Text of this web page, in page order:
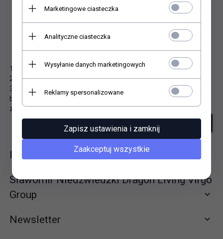
Niestety nie znaleziono produktu!
1. Sprawdź poprawność zapytania i spróbuj ponownie.
2. Ogranicz szukane słowa do jednego lub dwóch.
3. Podaj ogólną nazwę produktu, którego szukasz. Później
będziesz mógł ograniczyć wyniki wyszukiwania korzystając z
zaawansowanych filtrów.
szukanie zaawansowane
Informacje
Sławomir Niedźwiedzki Dragon Living Virgo
Group
Newsletter
Marketingowe ciasteczka
Analityczne ciasteczka
Wysyłanie danych marketingowych
Reklamy spersonalizowane
Zapisz ustawienia i zamknij
Zaakceptuj wszystkie